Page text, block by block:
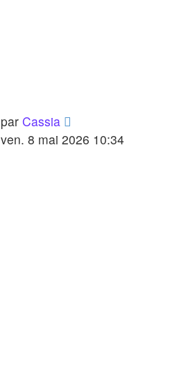
par Cassia
ven. 8 mai 2026 10:34